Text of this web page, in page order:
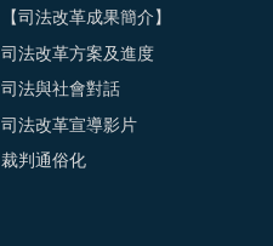
【司法改革成果簡介】
司法改革方案及進度
司法與社會對話
司法改革宣導影片
裁判通俗化